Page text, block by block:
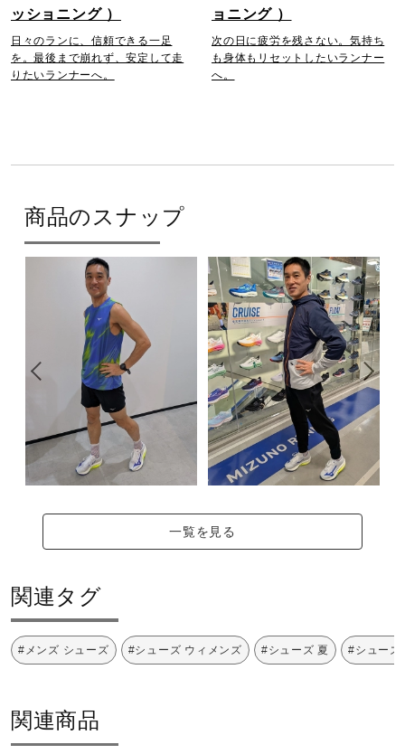
ッショニング ）
日々のランに、信頼できる一足
を。最後まで崩れず、安定して走
りたいランナーへ。
ョニング ）
次の日に疲労を残さない。気持ち
も身体もリセットしたいランナー
へ。
商品のスナップ
一覧を見る
関連タグ
#メンズ シューズ #シューズ ウィメンズ #シューズ 夏 #シュー
関連商品